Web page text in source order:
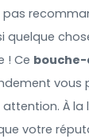
pas
quelque
! Ce
vous
attention. À
votre